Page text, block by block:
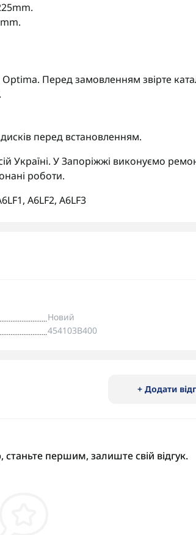
Перед замовленням звірте
перед встановленням.
Україні. У Запоріжжі виконуємо
роботи.
, A6LF2, A6LF3
Новий
454103B400
+ Додати
станьте першим, залиште свій відгук.